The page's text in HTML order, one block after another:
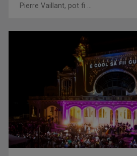
FĂRĂ PREJUDECĂȚI!
Nimic despre noi fără noi! - aceasta este ...
Pierre Vaillant, pot fi ...